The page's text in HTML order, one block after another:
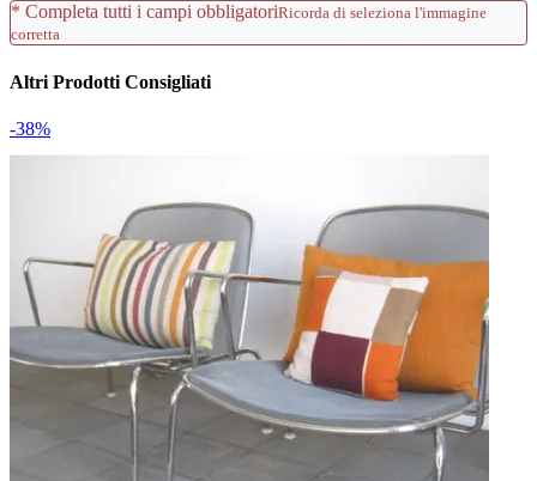
* Completa tutti i campi obbligatoriRicorda di seleziona l'immagine
corretta
Altri Prodotti Consigliati
-38%